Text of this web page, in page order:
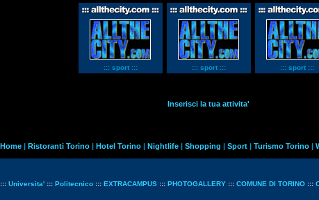
::: sport ::: ::: sport ::: ::: sport :::
Inserisci la tua attivita'
Home | Ristoranti Torino | Hotel Torino | Nightlife | Shopping | Sport | Turismo Torino |
::: Universita' ::: Politecnico ::: EXTRACAMPUS ::: PHOTOGALLERY ::: COMUNE DI TORINO :::